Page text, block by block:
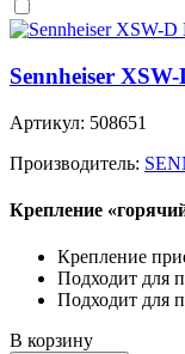
Sennheiser
Артикул: 508651
Производитель:
Крепление
Крепление
Подходит для
Подходит для
В корзину